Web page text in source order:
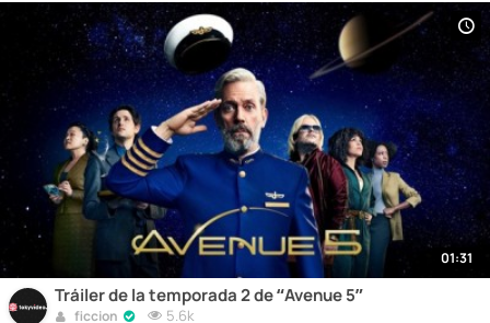
01:31
Tráiler de la temporada 2 de “Avenue 5”
ficcion 5.6k